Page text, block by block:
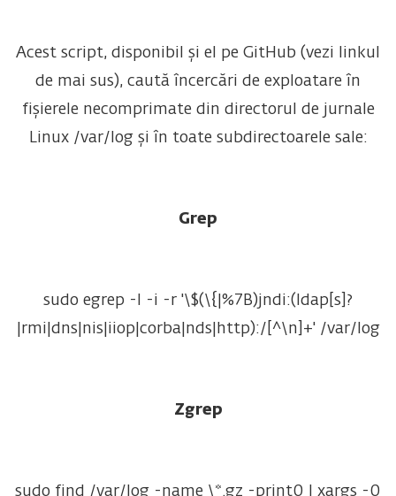
Acest script, disponibil și el pe GitHub (vezi linkul
de mai sus), caută încercări de exploatare în
fișierele necomprimate din directorul de jurnale
Linux /var/log și în toate subdirectoarele sale:
Grep
sudo egrep - -i -r '\$(\{|%7B)jndi:(ldap[s]?
|rmi|dns|nis|iiop|corba|nds|http):/[^\n]+' /var/ log
Zgrep
sudo find /var/log -name \*.gz -print0
xargs -0